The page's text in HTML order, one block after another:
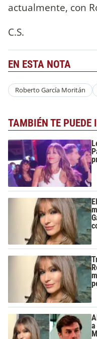
actualmente, con
C.S.
EN ESTA NOTA
Roberto García Moritán
TAMBIÉN TE PUEDE